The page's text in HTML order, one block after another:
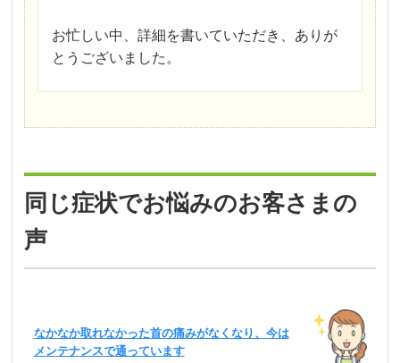
お忙しい中、詳細を書いていただき、ありが
とうございました。
同じ症状でお悩みのお客さまの
声
なかなか取れなかった首の痛みがなくなり、今は
メンテナンスで通っています